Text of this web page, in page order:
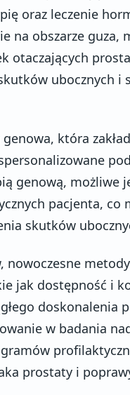
oraz leczenie
na obszarze
otaczających
ubocznych i
która
genową, możliwe
pacjenta, co
skutków
jak dostępność i
doskonalenia
w badania
prostaty i